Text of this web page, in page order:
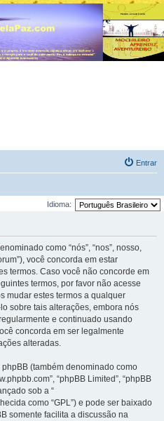
Entrar
Idioma:
como “nós”, “nos”, nosso,
você concorda em estar
termos. Caso você não concorde em
termos, por favor não acesse
mudar estes termos a qualquer
sobre tais alterações, embora nós
e continuado usando
concorda em ser legalmente
alteradas.
(também denominado como
“phpBB Limited”, “phpBB
sob a “
como “GPL”) e pode ser baixado
somente facilita a discussão na